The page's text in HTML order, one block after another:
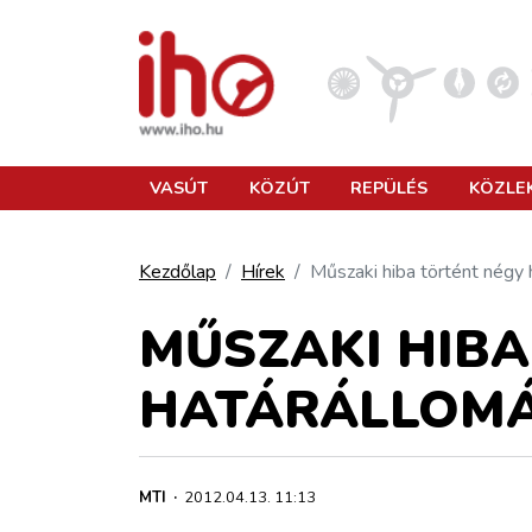
KÖZLEKEDÉSFEJLESZTÉS
ELLÁTÁSI LÁNC
VASÚT KÖZÚT REPÜLÉS
Kezdőlap Hírek Műszaki hiba történt négy
MŰSZAKI
MTI · 2012.04.13. 11:13